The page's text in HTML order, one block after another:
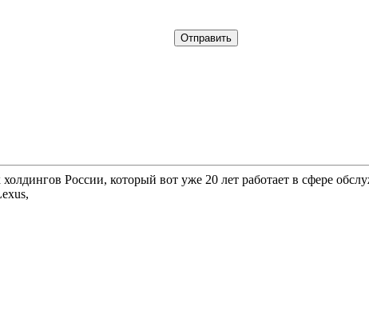
России, который вот уже 20 лет работает в сфере